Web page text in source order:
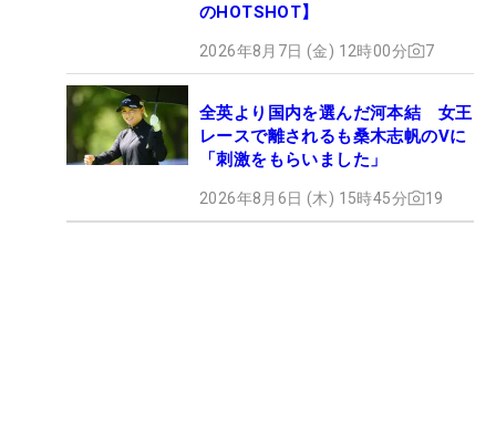
のHOTSHOT】
2026年8月7日 (金) 12時00分 7
全英より国内を選んだ河本結 女王
レースで離されるも桑木志帆のVに
「刺激をもらいました」
2026年8月6日 (木) 15時45分 19